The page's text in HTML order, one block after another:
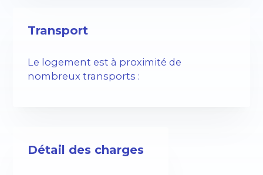
Transport
Le logement est à proximité de
nombreux transports :
Détail des charges